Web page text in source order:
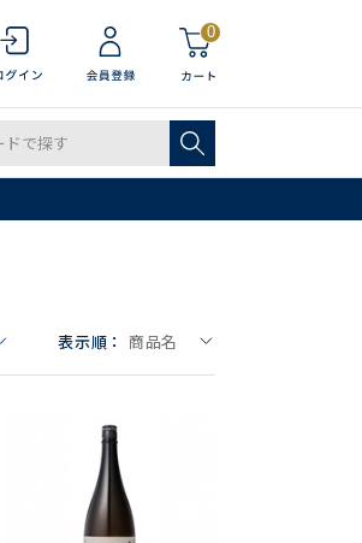
0
表示順： 商品名